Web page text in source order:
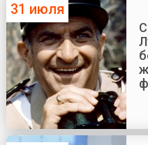
31 июля